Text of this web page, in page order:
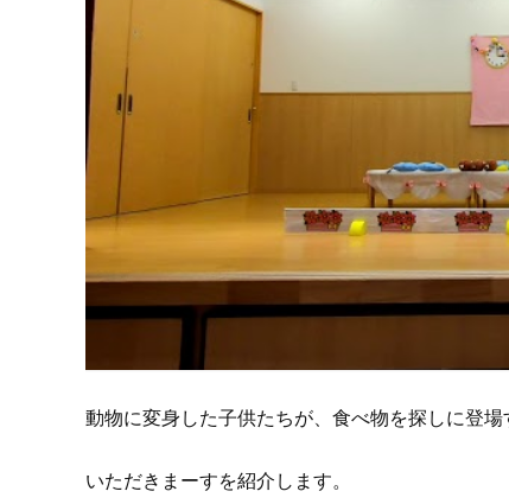
動物に変身した子供たちが、食べ物を探しに登
いただきまーすを紹介します。